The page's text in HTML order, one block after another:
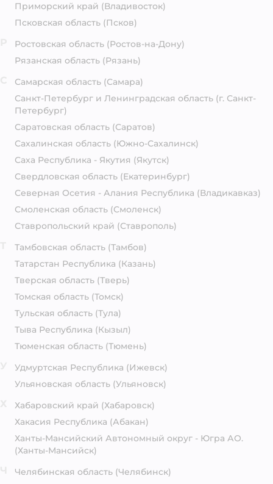
Приморский край (Владивосток)
Псковская область (Псков)
Ростовская область (Ростов-на-Дону)
Рязанская область (Рязань)
Самарская область (Самара)
Санкт-Петербург и Ленинградская область (г. Санкт-
Петербург)
Саратовская область (Саратов)
Сахалинская область (Южно-Сахалинск)
Саха Республика - Якутия (Якутск)
Свердловская область (Екатеринбург)
Северная Осетия - Алания Республика (Владикавказ)
Смоленская область (Смоленск)
Ставропольский край (Ставрополь)
Тамбовская область (Тамбов)
Татарстан Республика (Казань)
Тверская область (Тверь)
Томская область (Томск)
Тульская область (Тула)
Тыва Республика (Кызыл)
Тюменская область (Тюмень)
Удмуртская Республика (Ижевск)
Ульяновская область (Ульяновск)
Хабаровский край (Хабаровск)
Хакасия Республика (Абакан)
Ханты-Мансийский Автономный округ - Югра АО.
(Ханты-Мансийск)
Челябинская область (Челябинск)